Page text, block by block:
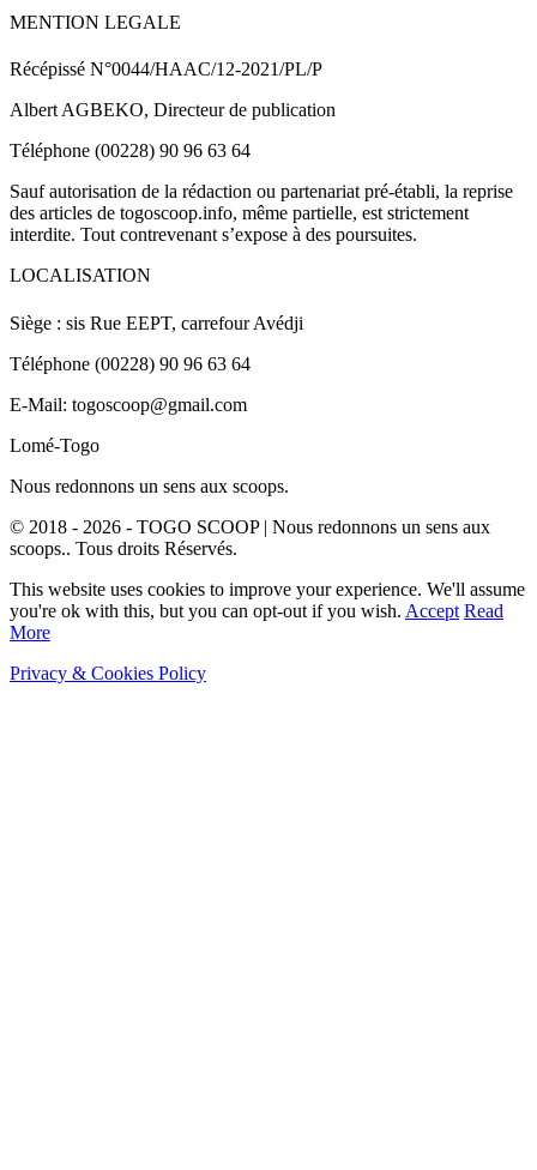
MENTION LEGALE
Récépissé N°0044/HAAC/12-2021/PL/P
Albert AGBEKO, Directeur de publication
Téléphone (00228) 90 96 63 64
Sauf autorisation de la rédaction ou partenariat pré-établi, la reprise
des articles de togoscoop.info, même partielle, est strictement
interdite. Tout contrevenant s’expose à des poursuites.
LOCALISATION
Siège : sis Rue EEPT, carrefour Avédji
Téléphone (00228) 90 96 63 64
E-Mail: togoscoop@gmail.com
Lomé-Togo
Nous redonnons un sens aux scoops.
© 2018 - 2026 - TOGO SCOOP | Nous redonnons un sens aux
scoops.. Tous droits Réservés.
This website uses cookies to improve your experience. We'll assume
you're ok with this, but you can opt-out if you wish. Accept Read
More
Privacy & Cookies Policy